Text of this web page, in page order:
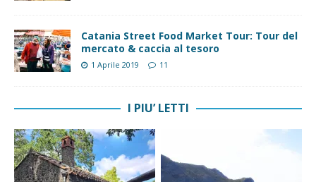
Catania Street Food Market Tour: Tour del
mercato & caccia al tesoro
1 Aprile 2019 11
I PIU’ LETTI